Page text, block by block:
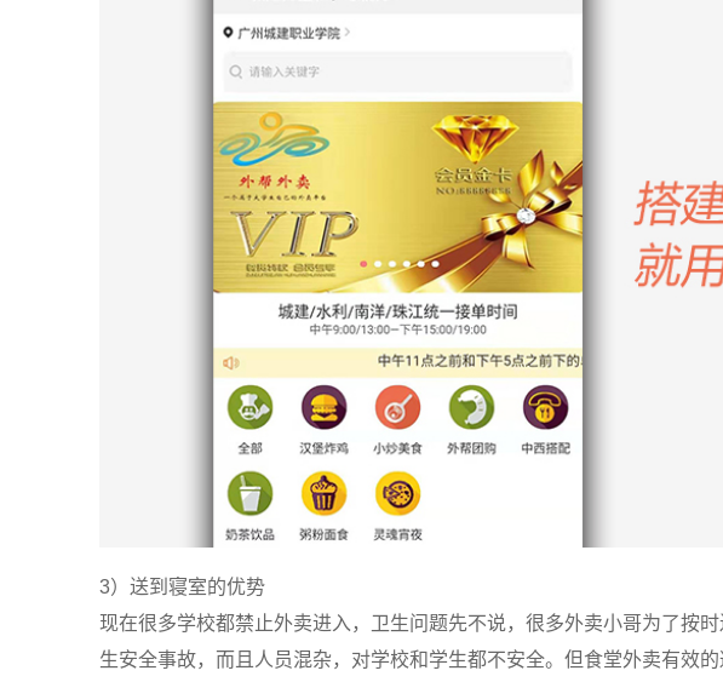
3）送到寝室的优势
现在很多学校都禁止外卖进入，卫生问题先不说，很多外卖小哥为了按
生安全事故，而且人员混杂，对学校和学生都不安全。但食堂外卖有效